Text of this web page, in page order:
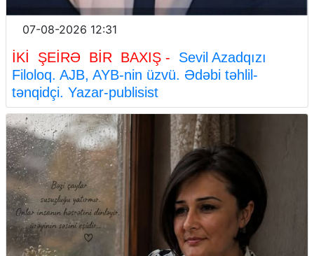
07-08-2026 12:31
İKİ ŞEİRƏ BİR BAXIŞ - Sevil Azadqızı
Filoloq. AJB, AYB-nin üzvü. Ədəbi təhlil-
tənqidçi. Yazar-publisist